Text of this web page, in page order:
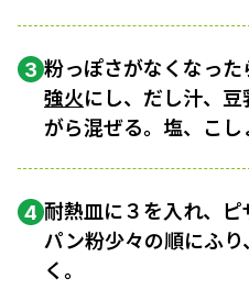
3 粉っぽさがなくなっ
強火にし、だし汁、
がら混ぜる。塩、こし
4 耐熱皿に３を入れ、ピ
パン粉少々の順にふ
く。